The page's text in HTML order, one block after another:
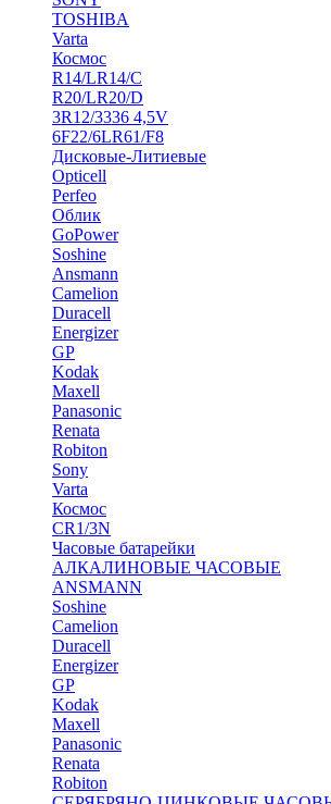
TOSHIBA
Varta
Космос
R14/LR14/C
R20/LR20/D
3R12/3336 4,5V
6F22/6LR61/F8
Дисковые-Литиевые
Opticell
Perfeo
Облик
GoPower
Soshine
Ansmann
Camelion
Duracell
Energizer
GP
Kodak
Maxell
Panasonic
Renata
Robiton
Sony
Varta
Космос
CR1/3N
Часовые батарейки
АЛКАЛИНОВЫЕ ЧАСОВЫЕ
ANSMANN
Soshine
Camelion
Duracell
Energizer
GP
Kodak
Maxell
Panasonic
Renata
Robiton